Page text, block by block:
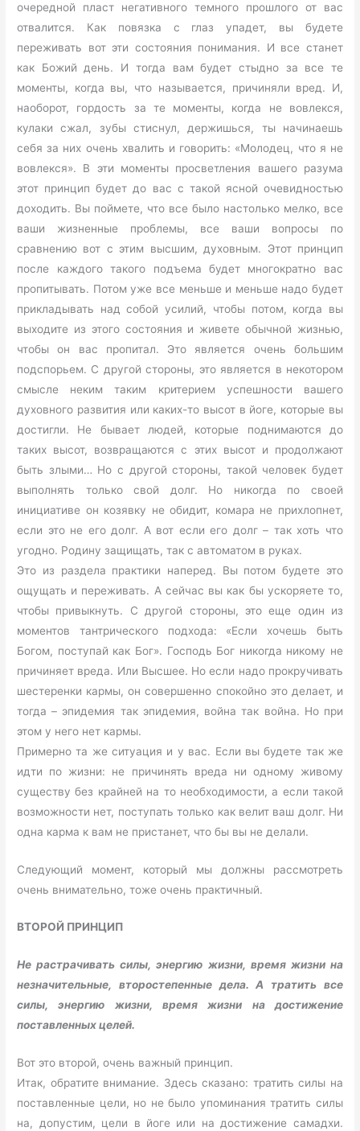
очередной пласт негативного темного прошлого от вас
отвалится. Как повязка с глаз упадет, вы будете
переживать вот эти состояния понимания. И все станет
как Божий день. И тогда вам будет стыдно за все те
моменты, когда вы, что называется, причиняли вред. И,
наоборот, гордость за те моменты, когда не вовлекся,
кулаки сжал, зубы стиснул, держишься, ты начинаешь
себя за них очень хвалить и говорить: «Молодец, что я не
вовлекся». В эти моменты просветления вашего разума
этот принцип будет до вас с такой ясной очевидностью
доходить. Вы поймете, что все было настолько мелко, все
ваши жизненные проблемы, все ваши вопросы по
сравнению вот с этим высшим, духовным. Этот принцип
после каждого такого подъема будет многократно вас
пропитывать. Потом уже все меньше и меньше надо будет
прикладывать над собой усилий, чтобы потом, когда вы
выходите из этого состояния и живете обычной жизнью,
чтобы он вас пропитал. Это является очень большим
подспорьем. С другой стороны, это является в некотором
смысле неким таким критерием успешности вашего
духовного развития или каких-то высот в йоге, которые вы
достигли. Не бывает людей, которые поднимаются до
таких высот, возвращаются с этих высот и продолжают
быть злыми… Но с другой стороны, такой человек будет
выполнять только свой долг. Но никогда по своей
инициативе он козявку не обидит, комара не прихлопнет,
если это не его долг. А вот если его долг – так хоть что
угодно. Родину защищать, так с автоматом в руках.
Это из раздела практики наперед. Вы потом будете это
ощущать и переживать. А сейчас вы как бы ускоряете то,
чтобы привыкнуть. С другой стороны, это еще один из
моментов тантрического подхода: «Если хочешь быть
Богом, поступай как Бог». Господь Бог никогда никому не
причиняет вреда. Или Высшее. Но если надо прокручивать
шестеренки кармы, он совершенно спокойно это делает, и
тогда – эпидемия так эпидемия, война так война. Но при
этом у него нет кармы.
Примерно та же ситуация и у вас. Если вы будете так же
идти по жизни: не причинять вреда ни одному живому
существу без крайней на то необходимости, а если такой
возможности нет, поступать только как велит ваш долг. Ни
одна карма к вам не пристанет, что бы вы не делали.
Следующий момент, который мы должны рассмотреть
очень внимательно, тоже очень практичный.
ВТОРОЙ ПРИНЦИП
Не растрачивать силы, энергию жизни, время жизни на
незначительные, второстепенные дела. А тратить все
силы, энергию жизни, время жизни на достижение
поставленных целей.
Вот это второй, очень важный принцип.
Итак, обратите внимание. Здесь сказано: тратить силы на
поставленные цели, но не было упоминания тратить силы
на, допустим, цели в йоге или на достижение самадхи.